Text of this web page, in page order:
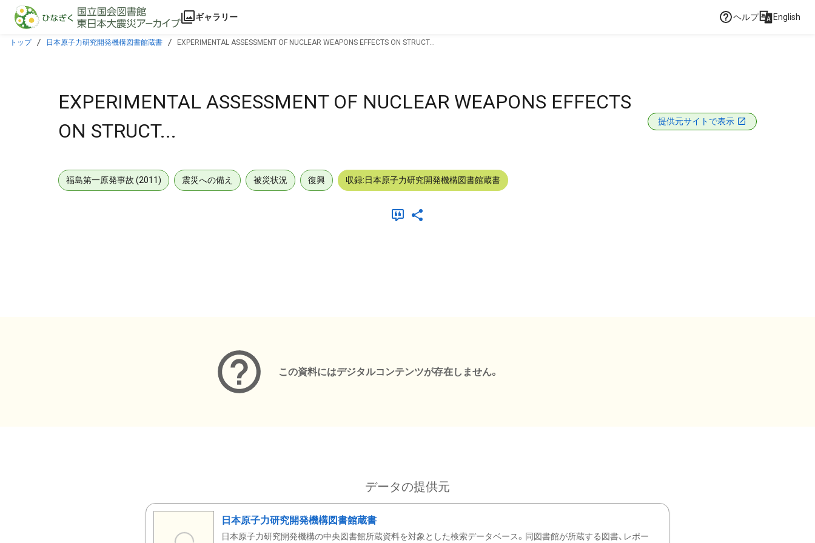
本文に飛ぶ
ギャラリー ヘルプ English
トップ 日本原子力研究開発機構図書館蔵書 EXPERIMENTAL ASSESSMENT OF NUCLEAR WEAPONS EFFECTS ON STRUCT...
EXPERIMENTAL ASSESSMENT OF NUCLEAR WEAPONS EFFECTS
ON STRUCT...
提供元サイトで表示
福島第一原発事故 (2011) 震災への備え 被災状況 復興 収録:日本原子力研究開発機構図書館蔵書
この資料にはデジタルコンテンツが存在しません。
データの提供元
日本原子力研究開発機構図書館蔵書
日本原子力研究開発機構の中央図書館所蔵資料を対象とした検索データベース。同図書館が所蔵する図書、レポー